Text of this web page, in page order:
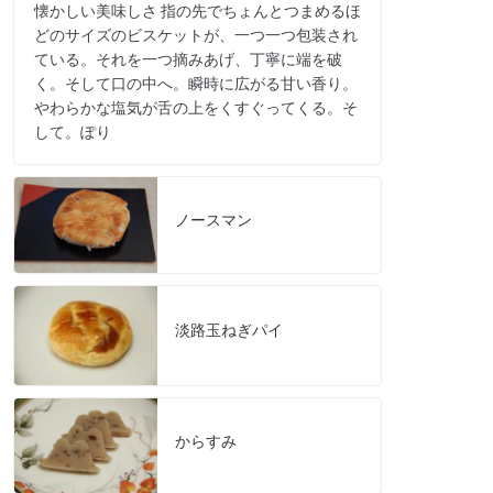
懐かしい美味しさ 指の先でちょんとつまめるほ
どのサイズのビスケットが、一つ一つ包装され
ている。それを一つ摘みあげ、丁寧に端を破
く。そして口の中へ。瞬時に広がる甘い香り。
やわらかな塩気が舌の上をくすぐってくる。そ
して。ぽり
ノースマン
淡路玉ねぎパイ
からすみ